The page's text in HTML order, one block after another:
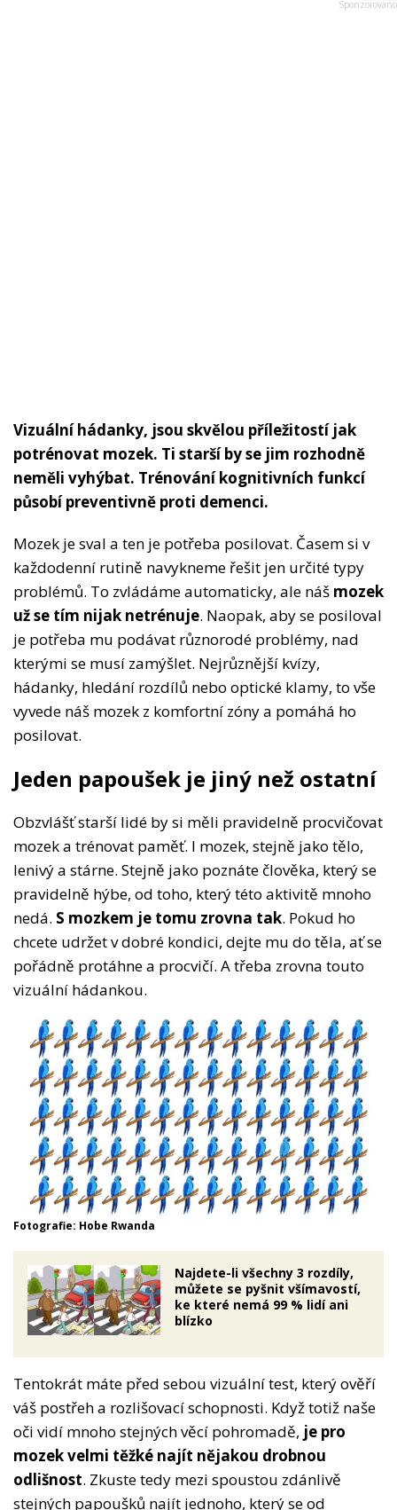
Vizuální hádanky, jsou skvělou příležitostí jak
potrénovat mozek. Ti starší by se jim rozhodně
neměli vyhýbat. Trénování kognitivních funkcí
působí preventivně proti demenci.
Mozek je sval a ten je potřeba posilovat. Časem si v
každodenní rutině navykneme řešit jen určité typy
problémů. To zvládáme automaticky, ale náš mozek
už se tím nijak netrénuje. Naopak, aby se posiloval
je potřeba mu podávat různorodé problémy, nad
kterými se musí zamýšlet. Nejrůznější kvízy,
hádanky, hledání rozdílů nebo optické klamy, to vše
vyvede náš mozek z komfortní zóny a pomáhá ho
posilovat.
Jeden papoušek je jiný než ostatní
Obzvlášť starší lidé by si měli pravidelně procvičovat
mozek a trénovat paměť. I mozek, stejně jako tělo,
lenivý a stárne. Stejně jako poznáte člověka, který se
pravidelně hýbe, od toho, který této aktivitě mnoho
nedá. S mozkem je tomu zrovna tak. Pokud ho
chcete udržet v dobré kondici, dejte mu do těla, ať se
pořádně protáhne a procvičí. A třeba zrovna touto
vizuální hádankou.
Fotografie: Hobe Rwanda
Najdete-li všechny 3 rozdíly,
můžete se pyšnit všímavostí,
ke které nemá 99 % lidí ani
blízko
Tentokrát máte před sebou vizuální test, který ověří
váš postřeh a rozlišovací schopnosti. Když totiž naše
oči vidí mnoho stejných věcí pohromadě, je pro
mozek velmi těžké najít nějakou drobnou
odlišnost. Zkuste tedy mezi spoustou zdánlivě
stejných papoušků najít jednoho, který se od